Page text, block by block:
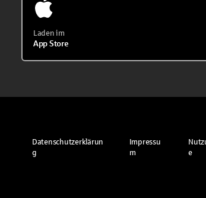
Laden im
App Store
Datenschutzerklärun
g
Impressu
m
e